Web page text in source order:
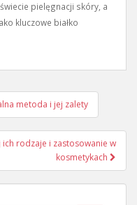
pielęgnacji skóry, a
kluczowe białko
metoda i jej zalety
rodzaje i zastosowanie w
kosmetykach